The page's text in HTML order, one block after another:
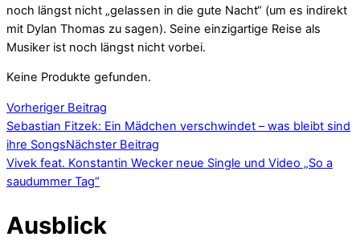
noch längst nicht „gelassen in die gute Nacht“ (um es indirekt
mit Dylan Thomas zu sagen). Seine einzigartige Reise als
Musiker ist noch längst nicht vorbei.
Keine Produkte gefunden.
Vorheriger Beitrag
Sebastian Fitzek: Ein Mädchen verschwindet – was bleibt sind
ihre SongsNächster Beitrag
Vivek feat. Konstantin Wecker neue Single und Video „So a
saudummer Tag“
Ausblick